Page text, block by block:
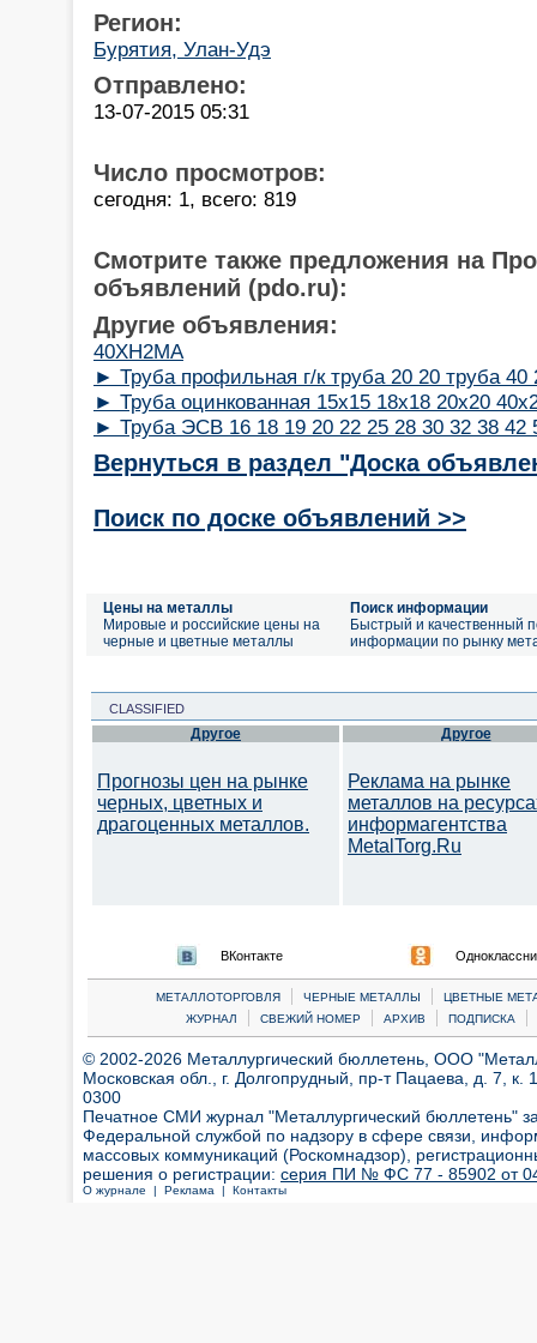
Регион:
Бурятия, Улан-Удэ
Отправлено:
13-07-2015 05:31
Число просмотров:
сегодня: 1, всего: 819
Смотрите также предложения на
объявлений (pdo.ru):
Другие объявления:
40ХН2МА
► Труба профильная г/к труба 20 20 труба
► Труба оцинкованная 15х15 18х18 20х20
► Труба ЭСВ 16 18 19 20 22 25 28 30 32 38 42
Вернуться в раздел "Доска
Поиск по доске объявлений >>
Цены на металлы
Мировые и российские цены на
черные и цветные металлы
Поиск информации
Быстрый и качественный
информации по рынку
CLASSIFIED
Другое
Прогнозы цен на рынке
черных, цветных и
драгоценных металлов.
Другое
Реклама на рынке
металлов на
информагентства
MetalTorg.Ru
ВКонтакте
МЕТАЛЛОТОРГОВЛЯ | ЧЕРНЫЕ МЕТАЛЛЫ |
ЦВЕТНЫЕ
ЖУРНАЛ
| СВЕЖИЙ НОМЕР | АРХИВ | ПОДПИСКА |
© 2002-2026 Металлургический бюллетень, ООО
Московская обл., г. Долгопрудный, пр-т Пацаева, д. 7,
0300
Печатное СМИ журнал "Металлургический бюллетень"
Федеральной службой по надзору в сфере связи,
массовых коммуникаций (Роскомнадзор),
решения о регистрации: серия ПИ № ФС 77 - 85902 от 04
О журнале | Реклама | Контакты